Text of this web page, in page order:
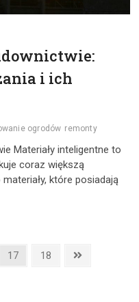
i ich
ogrodów remonty
Materiały inteligentne to
coraz większą
które posiadają
Page
17 Page
18
Next